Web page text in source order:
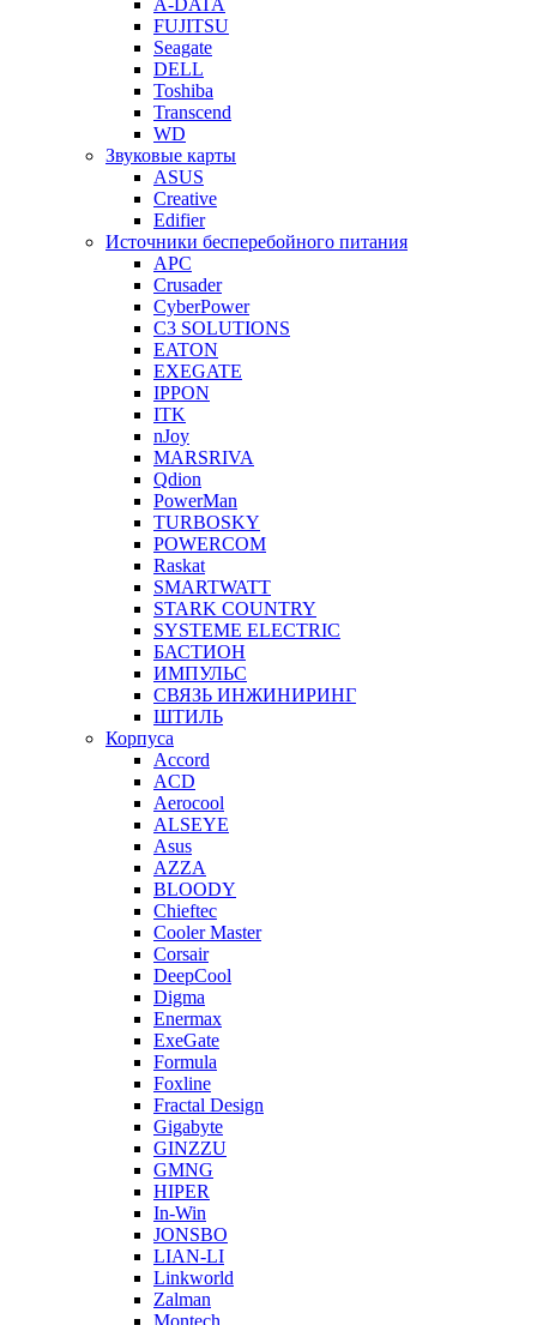
A-DATA
FUJITSU
Seagate
DELL
Toshiba
Transcend
WD
Звуковые карты
ASUS
Creative
Edifier
Источники бесперебойного питания
APC
Crusader
CyberPower
C3 SOLUTIONS
EATON
EXEGATE
IPPON
ITK
nJoy
MARSRIVA
Qdion
PowerMan
TURBOSKY
POWERCOM
Raskat
SMARTWATT
STARK COUNTRY
SYSTEME ELECTRIC
БАСТИОН
ИМПУЛЬС
СВЯЗЬ ИНЖИНИРИНГ
ШТИЛЬ
Корпуса
Accord
ACD
Aerocool
ALSEYE
Asus
AZZA
BLOODY
Chieftec
Cooler Master
Corsair
DeepCool
Digma
Enermax
ExeGate
Formula
Foxline
Fractal Design
Gigabyte
GINZZU
GMNG
HIPER
In-Win
JONSBO
LIAN-LI
Linkworld
Zalman